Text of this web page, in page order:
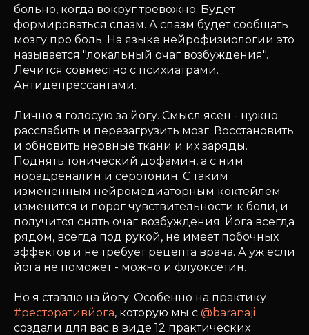
больно, когда вокруг тревожно. Будет
формироваться спазм. А спазм будет сообщать
мозгу про боль. На языке нейрофизиологии это
называется "локальный очаг возбуждения".
Лечится совместно с психиатрами.
Антидепрессантами.
Лично я голосую за йогу. Смысл ясен - нужно
расслабить и перезагрузить мозг. Восстановить
и обновить нервные ткани и их заряды.
Поднять тонический дофамин, а с ним
норадреналин и серотонин. С таким
измененным нейромедиаторным коктейлем
изменится и порог чувствительности к боли, и
получится снять очаг возбуждения. Йога всегда
рядом, всегда под рукой, не имеет побочных
эффектов и не требует рецепта врача. А уж если
йога не поможет - можно и флуоксетин.
Но я ставлю на йогу. Особенно на практику
#ресторативйога, которую мы с @baranaji
создали для вас в виде 12 практических